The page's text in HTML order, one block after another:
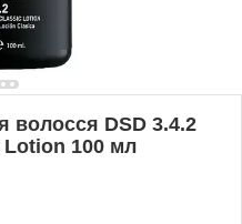
волосся DSD 3.4.2
100 мл